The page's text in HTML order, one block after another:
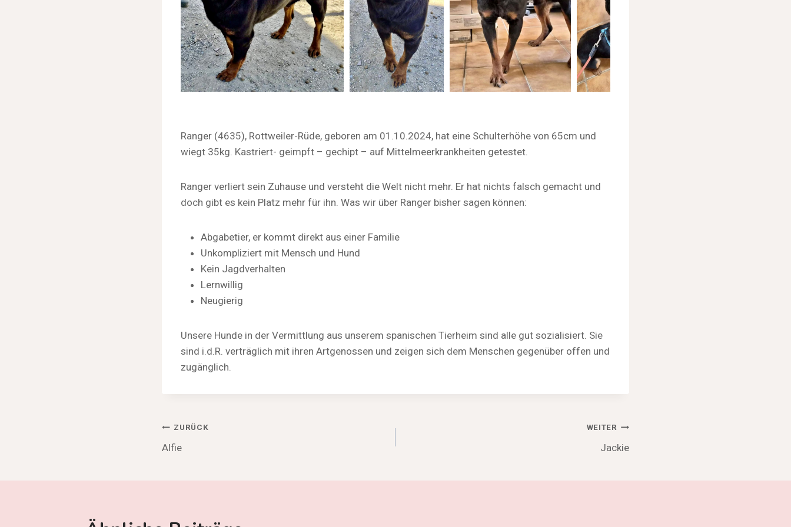
Ranger (4635), Rottweiler-Rüde, geboren am 01.10.2024, hat eine Schulterhöhe von 65cm und
wiegt 35kg. Kastriert- geimpft – gechipt – auf Mittelmeerkrankheiten getestet.
Ranger verliert sein Zuhause und versteht die Welt nicht mehr. Er hat nichts falsch gemacht und
doch gibt es kein Platz mehr für ihn. Was wir über Ranger bisher sagen können:
Abgabetier, er kommt direkt aus einer Familie
Unkompliziert mit Mensch und Hund
Kein Jagdverhalten
Lernwillig
Neugierig
Unsere Hunde in der Vermittlung aus unserem spanischen Tierheim sind alle gut sozialisiert. Sie
sind i.d.R. verträglich mit ihren Artgenossen und zeigen sich dem Menschen gegenüber offen und
zugänglich.
Beitragsnavigation
ZURÜCK
Alfie
WEITER
Jackie